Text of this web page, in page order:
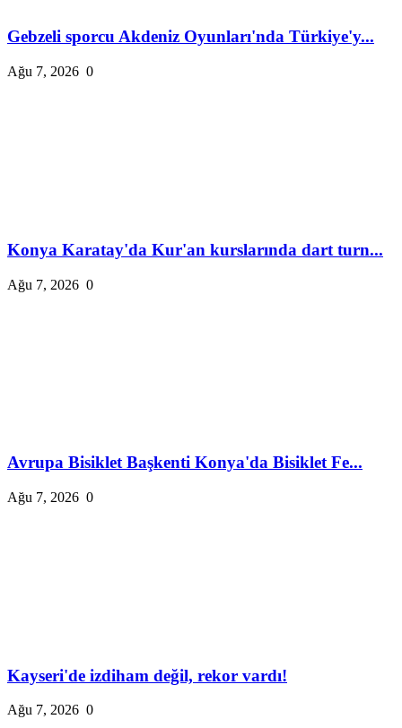
Gebzeli sporcu Akdeniz Oyunları'nda Türkiye'y...
Ağu 7, 2026 0
Konya Karatay'da Kur'an kurslarında dart turn...
Ağu 7, 2026 0
Avrupa Bisiklet Başkenti Konya'da Bisiklet Fe...
Ağu 7, 2026 0
Kayseri'de izdiham değil, rekor vardı!
Ağu 7, 2026 0